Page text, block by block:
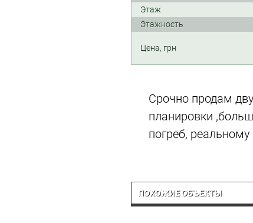
Этаж
Этажность
Цена, грн
Срочно продам
планировки
погреб,
ПОХОЖИЕ ОБЪЕКТЫ